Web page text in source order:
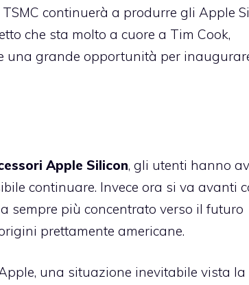
continuerà a produrre gli Apple
che sta molto a cuore a Tim Cook,
una grande opportunità per
Apple Silicon, gli utenti hanno
continuare. Invece ora si va avanti
sempre più concentrato verso il futuro
prettamente americane.
una situazione inevitabile vista la